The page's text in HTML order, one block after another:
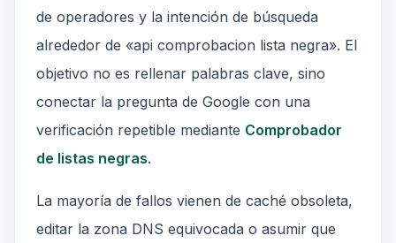
de operadores y la intención de búsqueda
alrededor de «api comprobacion lista negra». El
objetivo no es rellenar palabras clave, sino
conectar la pregunta de Google con una
verificación repetible mediante Comprobador
de listas negras.
La mayoría de fallos vienen de caché obsoleta,
editar la zona DNS equivocada o asumir que